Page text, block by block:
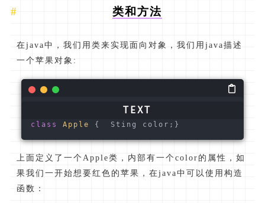
类和方法
在java中，我们用类来实现面向对象，我们用java描述
一个苹果对象:
class Apple {  Sting color;}
上面定义了一个Apple类，内部有一个color的属性，如
果我们一开始想要红色的苹果，在java中可以使用构造
函数：